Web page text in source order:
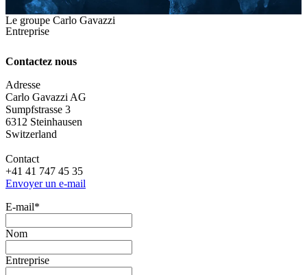
Le groupe Carlo Gavazzi
Entreprise
Contactez nous
Adresse
Carlo Gavazzi AG
Sumpfstrasse 3
6312 Steinhausen
Switzerland
Contact
+41 41 747 45 35
Envoyer un e-mail
E‑mail*
Nom
Entreprise